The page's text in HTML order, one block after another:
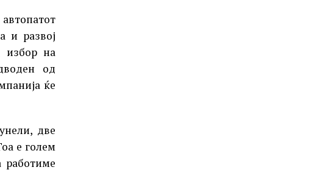
и развој
избор на
од
ќе
две
е голем